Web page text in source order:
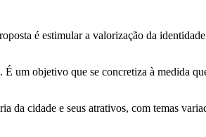
é estimular a valorização da
um objetivo que se concretiza à medida
da cidade e seus atrativos, com temas